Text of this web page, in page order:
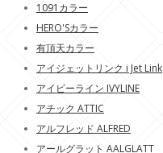
1091カラー
HERO'Sカラー
有頂天カラー
アイジェットリンク i Jet Link
アイビーライン IVYLINE
アチック ATTIC
アルフレッド ALFRED
アールグラット AALGLATT